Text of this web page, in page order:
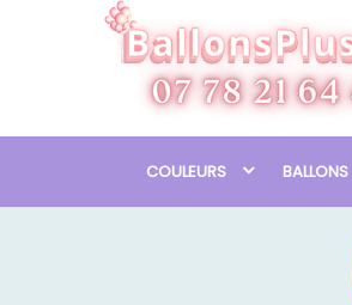
COULEURS BALLONS